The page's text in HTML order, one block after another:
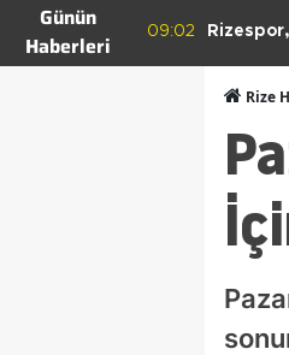
Günün
Haberleri
son
09:02
Rize